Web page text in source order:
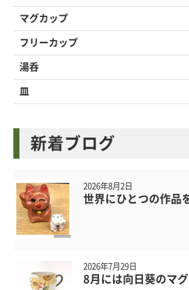
マグカップ
フリーカップ
湯呑
皿
新着ブログ
2026年8月2日
世界にひとつの作品
2026年7月29日
8月には向日葵のマ